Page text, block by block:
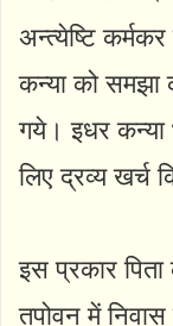
अन्त्येष्टि
कन्या को
गये। इधर कन्या
लिए द्रव्य खर्च
इस प्रकार
तपोवन में